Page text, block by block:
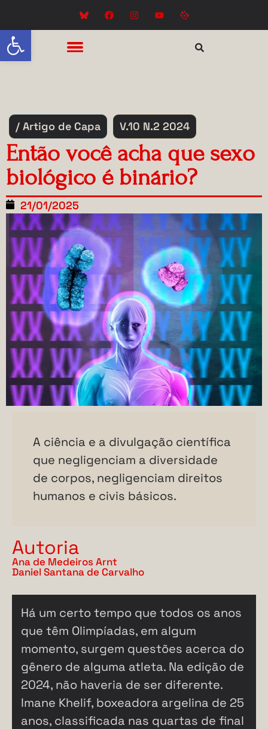
Abrir a barra de ferramentas
/ Artigo de Capa V.10 N.2 2024
Então você acha que sexo
biológico é binário?
21/01/2025
A ciência e a divulgação científica
que negligenciam a diversidade
de corpos, negligenciam direitos
humanos e civis básicos.
Autoria
Ana de Medeiros Arnt
Daniel Santana de Carvalho
Há um certo tempo que todos os anos
que têm Olimpíadas, em algum
momento, surgem questões acerca do
gênero de alguma atleta. Na edição de
2024, não haveria de ser diferente.
Imane Khelif, boxeadora argelina de 25
anos, classificada nas quartas de final